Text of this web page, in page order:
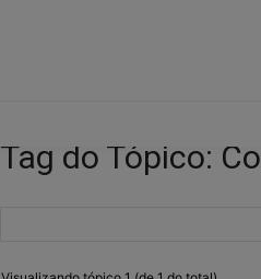
Tag do Tópico: